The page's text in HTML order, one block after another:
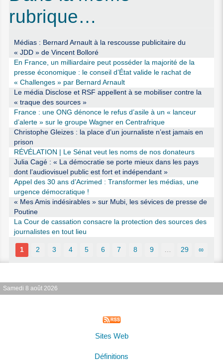
rubrique…
Médias : Bernard Arnault à la rescousse publicitaire du
« JDD » de Vincent Bolloré
En France, un milliardaire peut posséder la majorité de la
presse économique : le conseil d’État valide le rachat de
« Challenges » par Bernard Arnault
Le média Disclose et RSF appellent à se mobiliser contre la
« traque des sources »
France : une ONG dénonce le refus d’asile à un « lanceur
d’alerte » sur le groupe Wagner en Centrafrique
Christophe Gleizes : la place d’un journaliste n’est jamais en
prison
RÉVÉLATION | Le Sénat veut les noms de nos donateurs
Julia Cagé : « La démocratie se porte mieux dans les pays
dont l’audiovisuel public est fort et indépendant »
Appel des 30 ans d’Acrimed : Transformer les médias, une
urgence démocratique !
« Mes Amis indésirables » sur Mubi, les sévices de presse de
Poutine
La Cour de cassation consacre la protection des sources des
journalistes en tout lieu
1 2 3 4 5 6 7 8 9 29 ∞
Samedi 8 août 2026
Sites Web
Définitions